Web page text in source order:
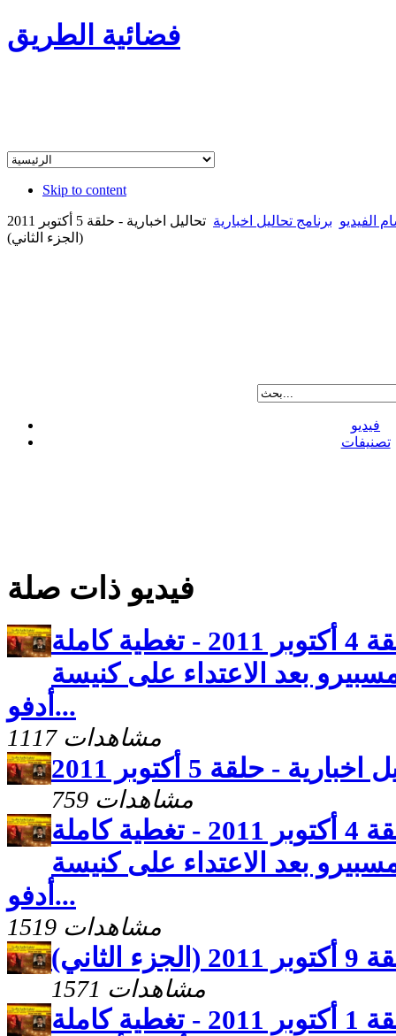
فضائية الطريق
Skip to content
الفيديو برنامج تحاليل اخبارية
تحاليل اخبارية - حلقة 5 أكتوبر 2011
(الجزء الثاني)
فيديو
تصنيفات
فيديو ذات صلة
تحاليل اخبارية - حلقة 4 أكتوبر 2011 - تغطية كاملة
بعد الاعتداء على كنيسة
أدفو...
1117 مشاهدات
- حلقة 5 أكتوبر 2011
759 مشاهدات
تحاليل اخبارية - حلقة 4 أكتوبر 2011 - تغطية كاملة
بعد الاعتداء على كنيسة
أدفو...
1519 مشاهدات
1571 مشاهدات
تحاليل اخبارية - حلقة 1 أكتوبر 2011 - تغطية كاملة